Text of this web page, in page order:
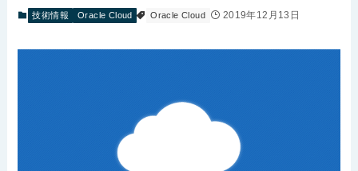
技術情報 Oracle Cloud Oracle Cloud 2019年12月13日